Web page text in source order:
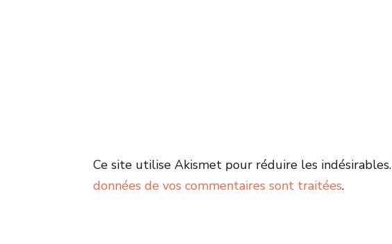
Ce site utilise Akismet pour réduire les indésirables.
données de vos commentaires sont traitées.